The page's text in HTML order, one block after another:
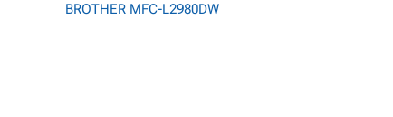
BROTHER MFC-L2980DW